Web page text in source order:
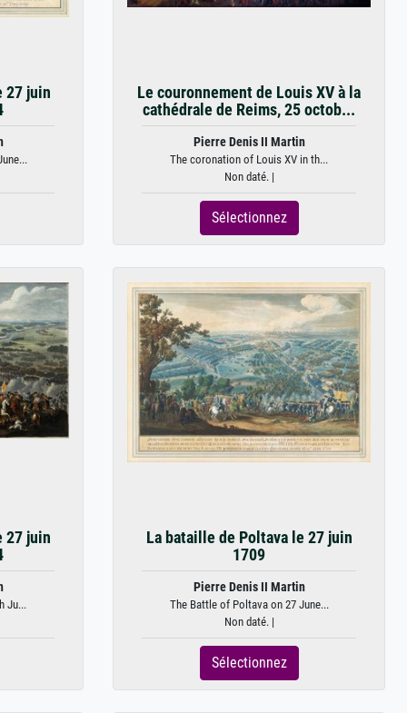
27 juin
Le couronnement de Louis XV à la
cathédrale de Reims, 25 octob...
Pierre Denis II Martin
The coronation of Louis XV in th...
Non daté. |
Sélectionnez
27 juin
Ju...
La bataille de Poltava le 27 juin
1709
Pierre Denis II Martin
The Battle of Poltava on 27 June...
Non daté. |
Sélectionnez